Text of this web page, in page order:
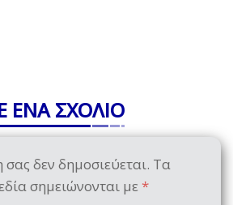
ΕΝΑ ΣΧΟΛΙΟ
δεν δημοσιεύεται. Τα
σημειώνονται με *